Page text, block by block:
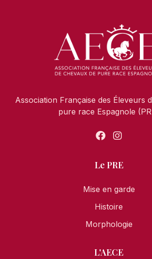
Association Française des Éleveurs
pure race Espagnole
Le PRE
Mise en garde
Histoire
Morphologie
L'AECE